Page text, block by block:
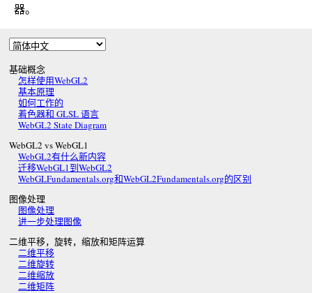
器。
基础概念
怎样使用WebGL2
基本原理
如何工作的
着色器和 GLSL 语言
WebGL2 State Diagram
WebGL2 vs WebGL1
WebGL2有什么新内容
迁移WebGL1到WebGL2
WebGLFundamentals.org和WebGL2Fundamentals.org的区别
图像处理
图像处理
进一步处理图像
二维平移，旋转，缩放和矩阵运算
二维平移
二维旋转
二维缩放
二维矩阵